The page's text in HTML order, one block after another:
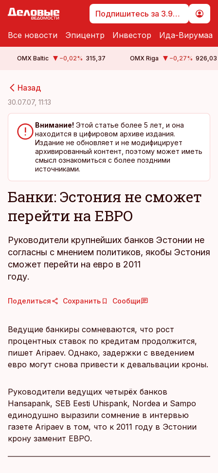
Подпишитесь за 3.99 €
Все новости Эпицентр Инвестор Ида-Вирумаа
OMX Baltic −0,02% 315,37 OMX Riga −0,27% 926,03
Назад
30.07.07, 11:13
Внимание! Этой статье более 5 лет, и она
находится в цифировом архиве издания.
Издание не обновляет и не модифицирует
архивированный контент, поэтому может иметь
смысл ознакомиться с более поздними
источниками.
Банки: Эстония не сможет
перейти на ЕВРО
Руководители крупнейших банков Эстонии не
согласны с мнением политиков, якобы Эстония
сможет перейти на евро в 2011
году.
Поделиться Сохранить Сообщи
Ведущие банкиры сомневаются, что рост
процентных ставок по кредитам продолжится,
пишет Aripaev. Однако, задержки с введением
евро могут снова привести к девальвации кроны.
Руководители ведущих четырёх банков
Hansapank, SEB Eesti Uhispank, Nordea и Sampo
единодушно выразили сомнение в интервью
газете Aripaev в том, что к 2011 году в Эстонии
крону заменит ЕВРО.